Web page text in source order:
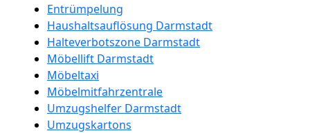
Entrümpelung
Haushaltsauflösung Darmstadt
Halteverbotszone Darmstadt
Möbellift Darmstadt
Möbeltaxi
Möbelmitfahrzentrale
Umzugshelfer Darmstadt
Umzugskartons